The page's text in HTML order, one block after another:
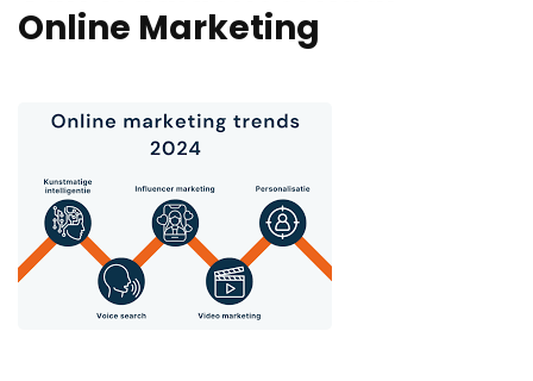
Online Marketing